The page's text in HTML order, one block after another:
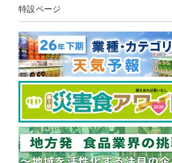
特設ページ